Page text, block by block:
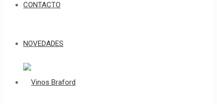
CONTACTO
NOVEDADES